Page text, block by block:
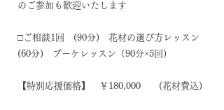
のご参加も歓迎いたします
□ご相談1回 (90分) 花材の選び方レッスン
(60分) ブーケレッスン（90分×5回)
【特別応援価格】 ￥180,000 (花材費込)